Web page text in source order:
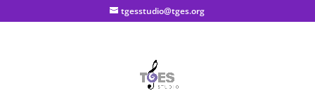
tgesstudio@tges.org